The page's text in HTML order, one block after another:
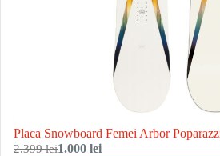
Placa Snowboard Femei Arbor
2.399 lei1.000 lei